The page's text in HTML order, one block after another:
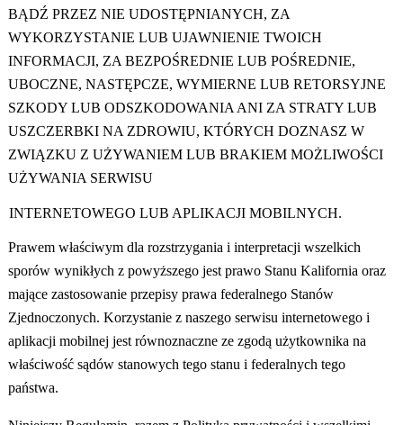
BĄDŹ PRZEZ NIE UDOSTĘPNIANYCH, ZA
WYKORZYSTANIE LUB UJAWNIENIE TWOICH
INFORMACJI, ZA BEZPOŚREDNIE LUB POŚREDNIE,
UBOCZNE, NASTĘPCZE, WYMIERNE LUB RETORSYJNE
SZKODY LUB ODSZKODOWANIA ANI ZA STRATY LUB
USZCZERBKI NA ZDROWIU, KTÓRYCH DOZNASZ W
ZWIĄZKU Z UŻYWANIEM LUB BRAKIEM MOŻLIWOŚCI
UŻYWANIA SERWISU
INTERNETOWEGO LUB APLIKACJI MOBILNYCH.
Prawem właściwym dla rozstrzygania i interpretacji wszelkich
sporów wynikłych z powyższego jest prawo Stanu Kalifornia oraz
mające zastosowanie przepisy prawa federalnego Stanów
Zjednoczonych. Korzystanie z naszego serwisu internetowego i
aplikacji mobilnej jest równoznaczne ze zgodą użytkownika na
właściwość sądów stanowych tego stanu i federalnych tego
państwa.